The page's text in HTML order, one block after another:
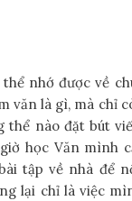
nhớ được về
văn là gì, mà chỉ
thể nào đặt bút
học Văn mình
tập về nhà để
lại chỉ là việc